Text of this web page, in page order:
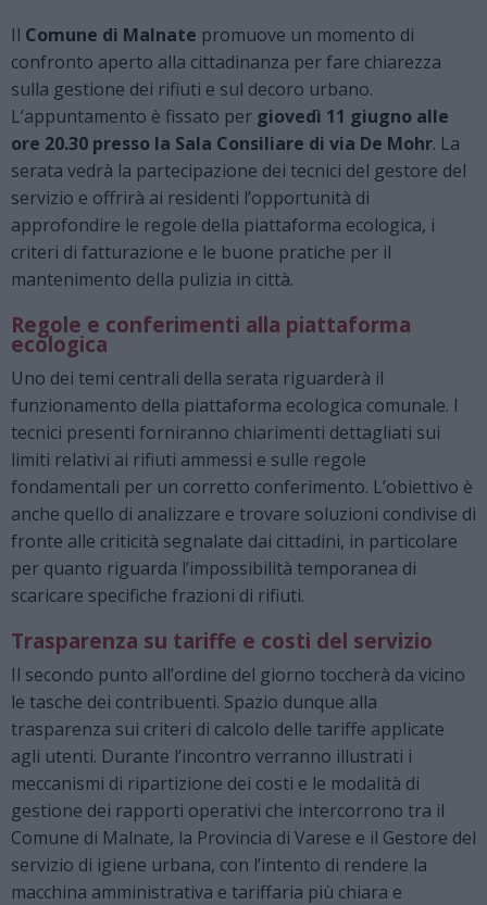
Il Comune di Malnate promuove un momento di
confronto aperto alla cittadinanza per fare chiarezza
sulla gestione dei rifiuti e sul decoro urbano.
L’appuntamento è fissato per giovedì 11 giugno alle
ore 20.30 presso la Sala Consiliare di via De Mohr. La
serata vedrà la partecipazione dei tecnici del gestore del
servizio e offrirà ai residenti l’opportunità di
approfondire le regole della piattaforma ecologica, i
criteri di fatturazione e le buone pratiche per il
mantenimento della pulizia in città.
Regole e conferimenti alla piattaforma
ecologica
Uno dei temi centrali della serata riguarderà il
funzionamento della piattaforma ecologica comunale. I
tecnici presenti forniranno chiarimenti dettagliati sui
limiti relativi ai rifiuti ammessi e sulle regole
fondamentali per un corretto conferimento. L’obiettivo è
anche quello di analizzare e trovare soluzioni condivise di
fronte alle criticità segnalate dai cittadini, in particolare
per quanto riguarda l’impossibilità temporanea di
scaricare specifiche frazioni di rifiuti.
Trasparenza su tariffe e costi del servizio
Il secondo punto all’ordine del giorno toccherà da vicino
le tasche dei contribuenti. Spazio dunque alla
trasparenza sui criteri di calcolo delle tariffe applicate
agli utenti. Durante l’incontro verranno illustrati i
meccanismi di ripartizione dei costi e le modalità di
gestione dei rapporti operativi che intercorrono tra il
Comune di Malnate, la Provincia di Varese e il Gestore del
servizio di igiene urbana, con l’intento di rendere la
macchina amministrativa e tariffaria più chiara e